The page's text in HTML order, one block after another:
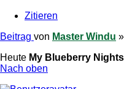
Zitieren
Beitrag von Master Windu »
Heute My Blueberry Nights
Nach oben